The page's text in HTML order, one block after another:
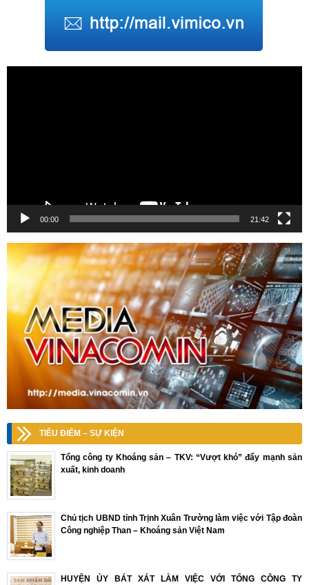
00:00 21:42
TIÊU ĐIỂM – SỰ KIỆN
Tổng công ty Khoáng sản – TKV: “Vượt khó” đẩy mạnh sản
xuất, kinh doanh
Chủ tịch UBND tỉnh Trịnh Xuân Trường làm việc với Tập đoàn
Công nghiệp Than – Khoáng sản Việt Nam
HUYỆN ỦY BÁT XÁT LÀM VIỆC VỚI TỔNG CÔNG TY